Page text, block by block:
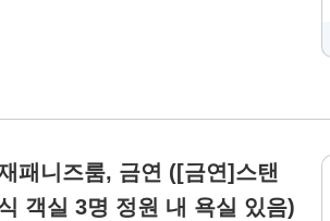
패니즈룸, 금연 ([금연]스탠
객실 3명 정원 내 욕실 있음)